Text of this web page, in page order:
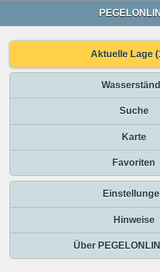
Aktuelle Lage
Suche
Karte
Favoriten
Hinweise
Über